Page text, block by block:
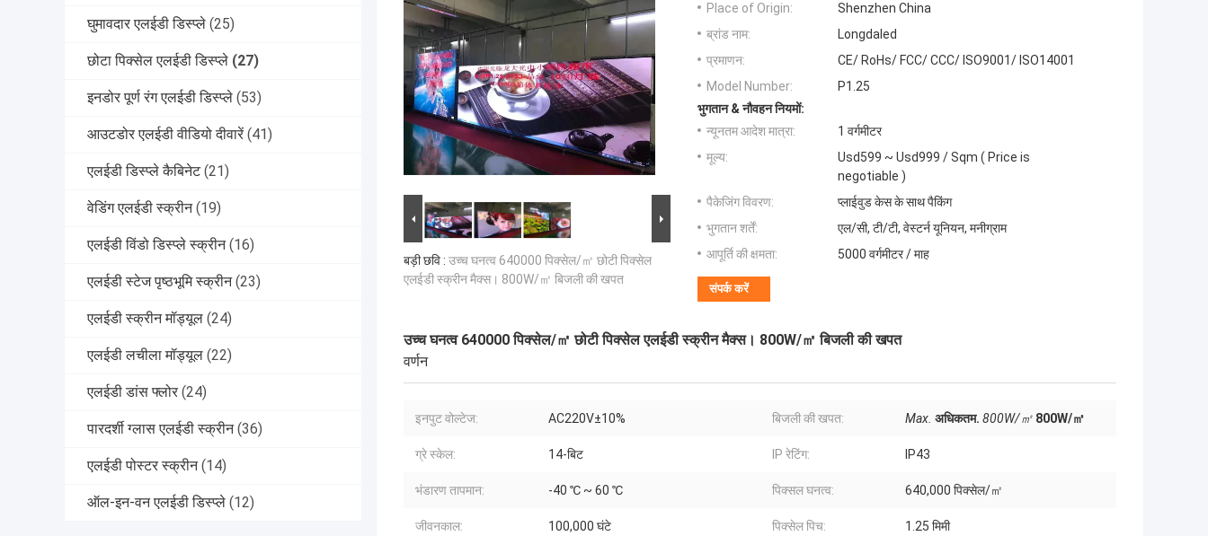
घुमावदार एलईडी डिस्प्ले (25)
छोटा पिक्सेल एलईडी डिस्प्ले (27)
इनडोर पूर्ण रंग एलईडी डिस्प्ले (53)
आउटडोर एलईडी वीडियो दीवारें (41)
एलईडी डिस्प्ले कैबिनेट (21)
वेडिंग एलईडी स्क्रीन (19)
एलईडी विंडो डिस्प्ले स्क्रीन (16)
एलईडी स्टेज पृष्ठभूमि स्क्रीन (23)
एलईडी स्क्रीन मॉड्यूल (24)
एलईडी लचीला मॉड्यूल (22)
एलईडी डांस फ्लोर (24)
पारदर्शी ग्लास एलईडी स्क्रीन (36)
एलईडी पोस्टर स्क्रीन (14)
ऑल-इन-वन एलईडी डिस्प्ले (12)
बड़ी छवि : उच्च घनत्व 640000 पिक्सेल/㎡ छोटी पिक्सेल
एलईडी स्क्रीन मैक्स। 800W/㎡ बिजली की खपत
Place of Origin:
Shenzhen China
ब्रांड नाम:
Longdaled
प्रमाणन:
CE/ RoHs/ FCC/ CCC/ ISO9001/ ISO14001
Model Number:
P1.25
भुगतान & नौवहन नियमों:
न्यूनतम आदेश मात्रा:
1 वर्गमीटर
मूल्य:
Usd599 ~ Usd999 / Sqm ( Price is
negotiable )
पैकेजिंग विवरण:
प्लाईवुड केस के साथ पैकिंग
भुगतान शर्तें:
एल/सी, टी/टी, वेस्टर्न यूनियन, मनीग्राम
आपूर्ति की क्षमता:
5000 वर्गमीटर / माह
संपर्क करें
उच्च घनत्व 640000 पिक्सेल/㎡ छोटी पिक्सेल एलईडी स्क्रीन मैक्स। 800W/㎡ बिजली की खपत
वर्णन
इनपुट वोल्टेज: AC220V±10% बिजली की खपत: Max. अधिकतम. 800W/㎡ 800W/㎡
ग्रे स्केल: 14-बिट IP रेटिंग: IP43
भंडारण तापमान: -40 ℃ ~ 60 ℃ पिक्सल घनत्व: 640,000 पिक्सेल/㎡
जीवनकाल: 100,000 घंटे पिक्सेल पिच: 1.25 मिमी